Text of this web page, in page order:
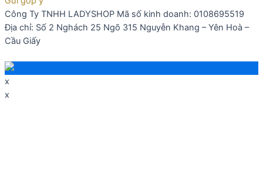
Công Ty TNHH LADYSHOP Mã số kinh doanh: 0108695519
Địa chỉ: Số 2 Nghách 25 Ngõ 315 Nguyễn Khang – Yên Hoà –
Cầu Giấy
x
x